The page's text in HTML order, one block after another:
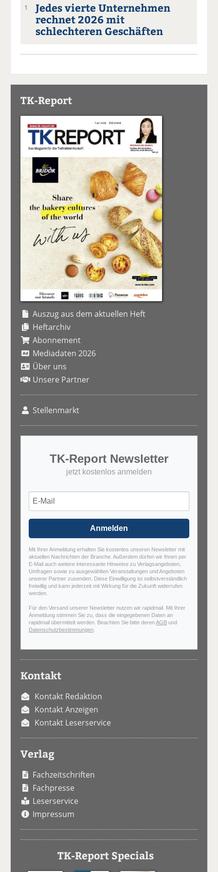
1
Jedes vierte Unternehmen
rechnet 2026 mit
schlechteren Geschäften
TK-Report
Auszug aus dem aktuellen Heft
Heftarchiv
Abonnement
Mediadaten 2026
Über uns
Unsere Partner
Stellenmarkt
TK-Report Newsletter
jetzt kostenlos anmelden
Anmelden
Mit Ihrer Anmeldung erhalten Sie kostenlos unseren Newsletter mit
aktuellen Nachrichten der Branche. Außerdem dürfen wir Ihnen per
E-Mail auch weitere interessante Hinweise zu Verlagsangeboten,
Umfragen sowie zu ausgewählten Veranstaltungen und Angeboten
unserer Partner zusenden. Diese Einwilligung ist selbstverständlich
freiwillig und kann jederzeit mit Wirkung für die Zukunft widerrufen
werden.
Für den Versand unserer Newsletter nutzen wir rapidmail. Mit Ihrer
Anmeldung stimmen Sie zu, dass die eingegebenen Daten an
rapidmail übermittelt werden. Beachten Sie bitte derenAGB und
Datenschutzbestimmungen
Kontakt
Kontakt Redaktion
Kontakt Anzeigen
Kontakt Leserservice
Verlag
Fachzeitschriften
Fachpresse
Leserservice
Impressum
TK-Report Specials